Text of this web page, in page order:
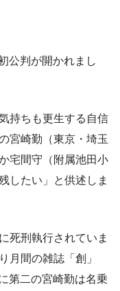
公判が開かれまし
持ちも更生する自信
宮崎勤（東京・埼玉
宅間守（附属池田小
したい」と供述しま
死刑執行されていま
月間の雑誌「創」
第二の宮崎勤は名乗